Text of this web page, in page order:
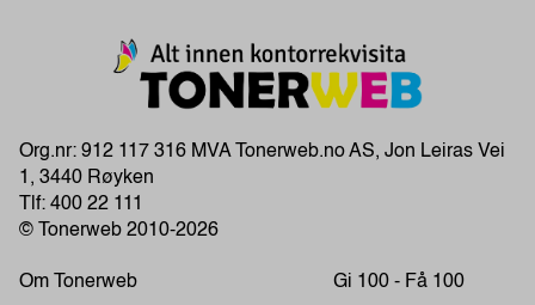
Org.nr: 912 117 316 MVA Tonerweb.no AS, Jon Leiras Vei
1, 3440 Røyken
Tlf: 400 22 111
© Tonerweb 2010-2026
Om Tonerweb Gi 100 - Få 100